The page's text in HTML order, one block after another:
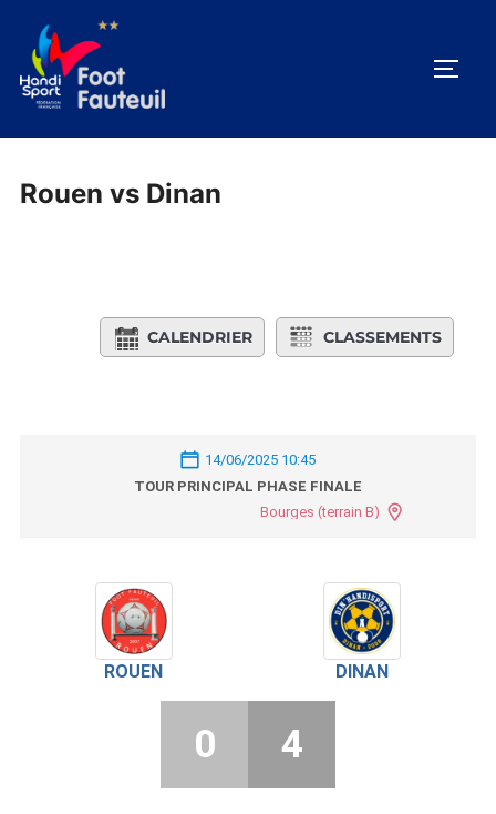
contenu
Rouen vs Dinan
CALENDRIER CLASSEMENTS
14/06/2025 10:45
TOUR PRINCIPAL PHASE FINALE
Bourges (terrain B)
ROUEN DINAN
0 4